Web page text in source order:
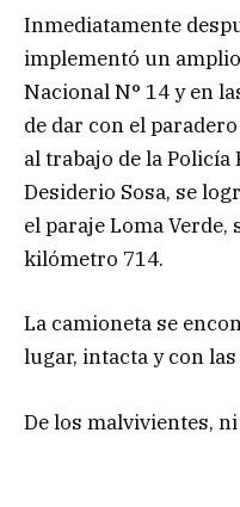
Inmediatamente
implementó un
Nacional N° 14 y en
de dar con el
al trabajo de la
Desiderio Sosa, se
el paraje Loma
kilómetro 714.
La camioneta se
lugar, intacta y con
De los malvivientes,